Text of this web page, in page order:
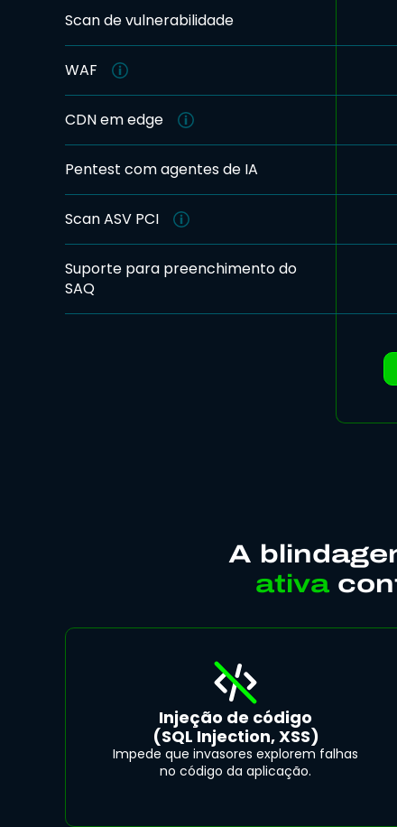
Scan de vulnerabilidade
WAF
CDN em edge
Pentest com agentes de IA
Scan ASV PCI
Suporte para preenchimento do
SAQ
A
ativa
Injeção de código
(SQL Injection, XSS)
Impede que invasores explorem falhas
no código da aplicação.